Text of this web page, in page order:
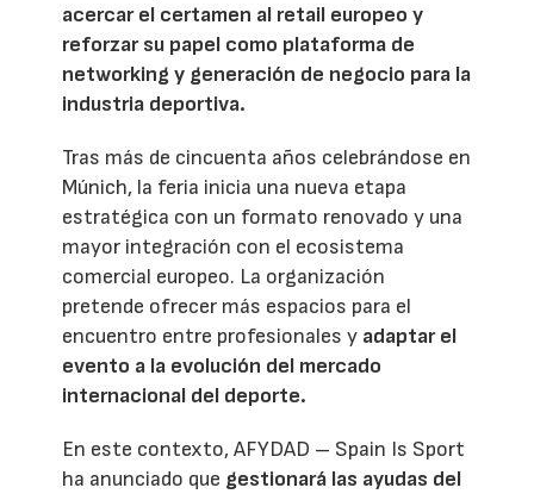
acercar el certamen al retail europeo y
reforzar su papel como plataforma de
networking y generación de negocio para la
industria deportiva.
Tras más de cincuenta años celebrándose en
Múnich, la feria inicia una nueva etapa
estratégica con un formato renovado y una
mayor integración con el ecosistema
comercial europeo. La organización
pretende ofrecer más espacios para el
encuentro entre profesionales y adaptar el
evento a la evolución del mercado
internacional del deporte.
En este contexto, AFYDAD – Spain Is Sport
ha anunciado que gestionará las ayudas del